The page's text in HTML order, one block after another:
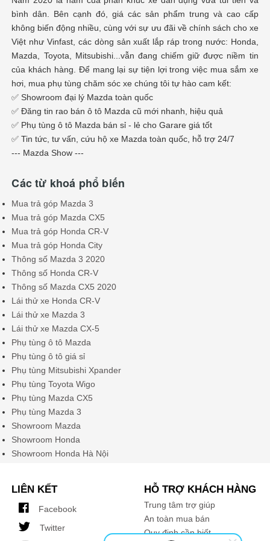
bình dân. Bên cạnh đó, giá các sản phẩm trung và cao cấp
không biến động nhiều, cùng với sự ưu đãi về chính sách cho xe
Việt như Vinfast, các dòng sản xuất lắp ráp trong nước: Honda,
Mazda, Toyota, Mitsubishi...vẫn đang chiếm giữ được niềm tin
của khách hàng. Để mang lại sự tiện lợi trong việc mua sắm xe
hơi, mua phụ tùng chăm sóc xe chúng tôi tự hào cam kết:
✅ Showroom đại lý Mazda toàn quốc
✅ Đăng tin rao bán ô tô Mazda cũ mới nhanh, hiệu quả
✅ Phụ tùng ô tô Mazda bán sỉ - lẻ cho Garare giá tốt
✅ Tin tức, tư vấn, cứu hộ xe Mazda toàn quốc, hỗ trợ 24/7
--- Mazda Show ---
Các từ khoá phổ biến
Mua trả góp Mazda 3
Mua trả góp Mazda CX5
Mua trả góp Honda CR-V
Mua trả góp Honda City
Thông số Mazda 3 2020
Thông số Honda CR-V
Thông số Mazda CX5 2020
Lái thử xe Honda CR-V
Lái thử xe Mazda 3
Lái thử xe Mazda CX-5
Phụ tùng ô tô Mazda
Phụ tùng ô tô giá sỉ
Phụ tùng Mitsubishi Xpander
Phụ tùng Toyota Wigo
Phụ tùng Mazda CX5
Phụ tùng Mazda 3
Showroom Mazda
Showroom Honda
Showroom Honda Hà Nội
LIÊN KẾT
Facebook
Twitter
HỖ TRỢ KHÁCH HÀNG
Trung tâm trợ giúp
An toàn mua bán
Quy định cần biết